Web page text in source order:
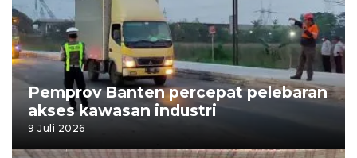
Pemprov Banten percepat pelebaran
akses kawasan industri
9 Juli 2026